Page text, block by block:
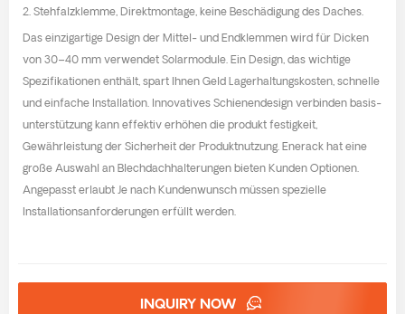
2. Stehfalzklemme, Direktmontage, keine Beschädigung des Daches.
Das einzigartige Design der Mittel- und Endklemmen wird für Dicken
von 30–40 mm verwendet Solarmodule. Ein Design, das wichtige
Spezifikationen enthält, spart Ihnen Geld Lagerhaltungskosten, schnelle
und einfache Installation. Innovatives Schienendesign verbinden basis-
unterstützung kann effektiv erhöhen die produkt festigkeit,
Gewährleistung der Sicherheit der Produktnutzung. Enerack hat eine
große Auswahl an Blechdachhalterungen bieten Kunden Optionen.
Angepasst erlaubt Je nach Kundenwunsch müssen spezielle
Installationsanforderungen erfüllt werden.
INQUIRY NOW